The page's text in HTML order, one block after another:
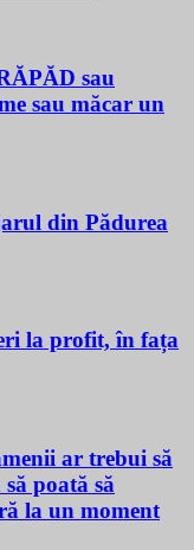
sau
sau măcar un
din Pădurea
la profit, în fața
ar trebui să
poată să
la un moment